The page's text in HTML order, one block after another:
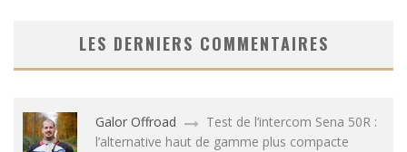
LES DERNIERS COMMENTAIRES
Galor Offroad
Test de l’intercom Sena 50R :
l’alternative haut de gamme plus compacte